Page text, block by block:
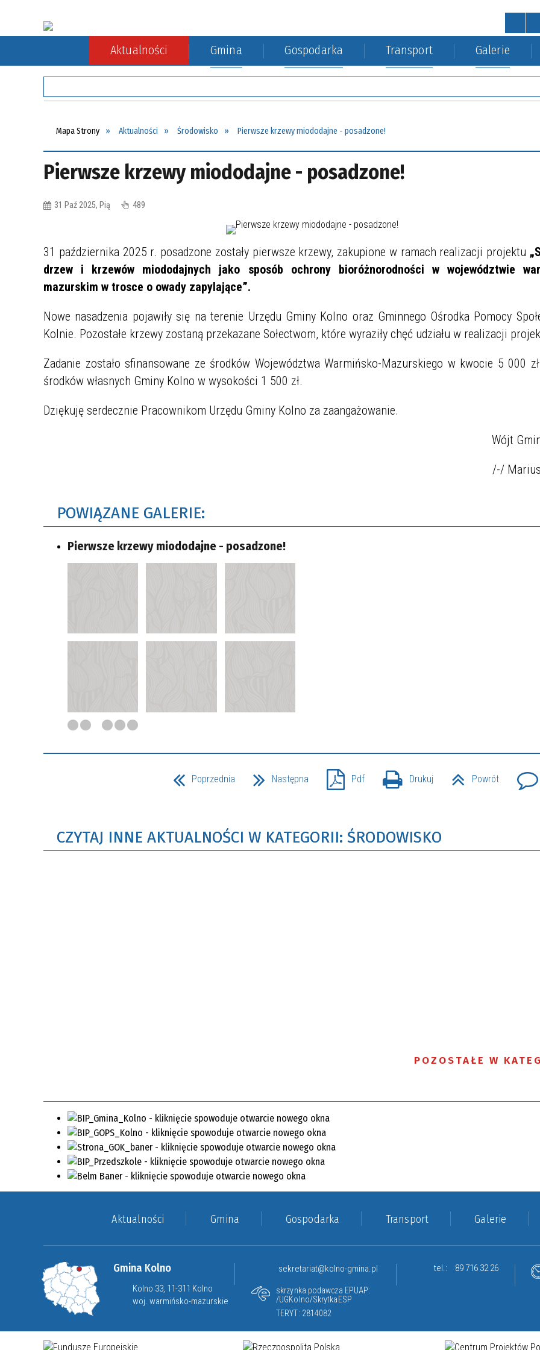
STRONA GŁÓWNA
Aktualności Gmina Gospodarka Transport Galerie
Mapa Strony Aktualności Środowisko Pierwsze krzewy miododajne - posadzone!
Pierwsze krzewy miododajne - posadzone!
31 Paź 2025, Pią 489
31 października 2025 r. posadzone zostały pierwsze krzewy, zakupione w ramach realizacji projektu
drzew i krzewów miododajnych jako sposób ochrony bioróżnorodności w województwie
mazurskim w trosce o owady zapylające”.
Nowe nasadzenia pojawiły się na terenie Urzędu Gminy Kolno oraz Gminnego Ośrodka Pomocy
Kolnie. Pozostałe krzewy zostaną przekazane Sołectwom, które wyraziły chęć udziału w realizacji
Zadanie zostało sfinansowane ze środków Województwa Warmińsko-Mazurskiego w kwocie 5 000
środków własnych Gminy Kolno w wysokości 1 500 zł.
Dziękuję serdecznie Pracownikom Urzędu Gminy Kolno za zaangażowanie.
Wójt
/-/
POWIĄZANE GALERIE:
Pierwsze krzewy miododajne - posadzone!
Poprzednia Następna Pdf Drukuj Powrót
CZYTAJ INNE AKTUALNOŚCI W KATEGORII: ŚRODOWISKO
POZOSTAŁE W
Aktualności Gmina Gospodarka Transport Galerie
Gmina Kolno
Kolno 33, 11-311 Kolno
woj. warmińsko-mazurskie
sekretariat@kolno-gmina.pl
skrzynka podawcza EPUAP:
/UGKolno/SkrytkaESP
TERYT: 2814082
tel.: 89 716 32 26